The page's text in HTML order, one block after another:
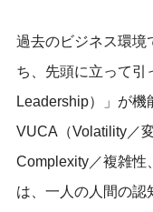
過去のビジネス環境
ち、先頭に立って引
Leadership）」が機
VUCA（Volatility／
Complexity／複雑性
は、一人の人間の認